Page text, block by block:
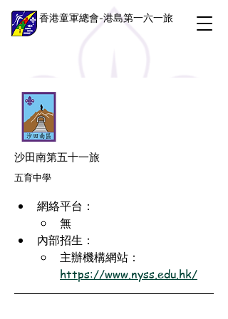
香港童軍總會-港島第一六一旅
沙田南第五十一旅
五育中學
網絡平台：
無
內部招生：
主辦機構網站：
https://www.nyss.edu.hk/